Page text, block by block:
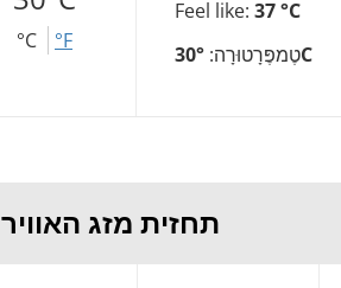
°C °F
Feel like: 37 °C
טֶמפֶּרָטוּרָה:30°C
תחזית מזג האוויר